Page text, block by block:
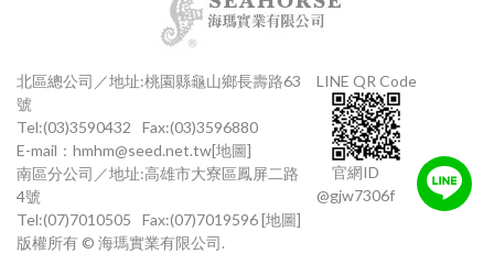
北區總公司／地址:桃園縣龜山鄉長壽路63
號
Tel:(03)3590432
Fax:(03)3596880
E-mail： hmhm@seed.net.tw[地圖]
南區分公司／地址:高雄市大寮區鳳屏二路
4號
Tel:(07)7010505
Fax:(07)7019596[地圖]
版權所有 © 海瑪實業有限公司.
LINE QR Code
官網ID
@gjw7306f